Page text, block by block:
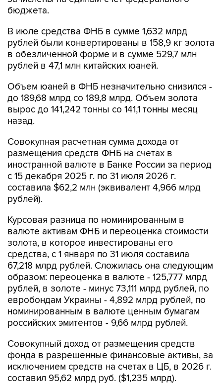
бюджета.
В июле средства ФНБ в сумме 1,632 млрд
рублей были конвертированы в 158,9 кг золота
в обезличенной форме и в сумме 529,7 млн
рублей в 47,1 млн китайских юаней.
Объем юаней в ФНБ незначительно снизился -
до 189,68 млрд со 189,8 млрд. Объем золота
вырос до 141,242 тонны со 141,1 тонны месяц
назад.
Совокупная расчетная сумма дохода от
размещения средств ФНБ на счетах в
иностранной валюте в Банке России за период
с 15 декабря 2025 г. по 31 июля 2026 г.
составила $62,2 млн (эквивалент 4,966 млрд
рублей).
Курсовая разница по номинированным в
валюте активам ФНБ и переоценка стоимости
золота, в которое инвестированы его
средства, с 1 января по 31 июля составила
67,218 млрд рублей. Сложилась она следующим
образом: переоценка в валюте - 125,777 млрд
рублей, в золоте - минус 73,111 млрд рублей, по
евробондам Украины - 4,892 млрд рублей, по
номинированным в валюте ценным бумагам
российских эмитентов - 9,66 млрд рублей.
Совокупный доход от размещения средств
фонда в разрешенные финансовые активы, за
исключением средств на счетах в ЦБ, в 2026 г.
составил 95,62 млрд руб. ($1,235 млрд).